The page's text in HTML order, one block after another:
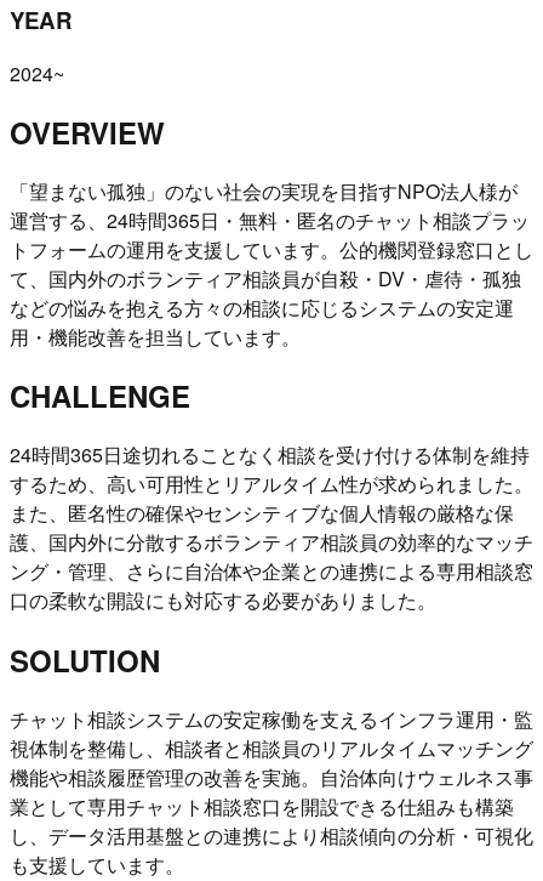
YEAR
2024~
OVERVIEW
「望まない孤独」のない社会の実現を目指すNPO法人様が
運営する、24時間365日・無料・匿名のチャット相談プラッ
トフォームの運用を支援しています。公的機関登録窓口とし
て、国内外のボランティア相談員が自殺・DV・虐待・孤独
などの悩みを抱える方々の相談に応じるシステムの安定運
用・機能改善を担当しています。
CHALLENGE
24時間365日途切れることなく相談を受け付ける体制を維持
するため、高い可用性とリアルタイム性が求められました。
また、匿名性の確保やセンシティブな個人情報の厳格な保
護、国内外に分散するボランティア相談員の効率的なマッチ
ング・管理、さらに自治体や企業との連携による専用相談窓
口の柔軟な開設にも対応する必要がありました。
SOLUTION
チャット相談システムの安定稼働を支えるインフラ運用・監
視体制を整備し、相談者と相談員のリアルタイムマッチング
機能や相談履歴管理の改善を実施。自治体向けウェルネス事
業として専用チャット相談窓口を開設できる仕組みも構築
し、データ活用基盤との連携により相談傾向の分析・可視化
も支援しています。